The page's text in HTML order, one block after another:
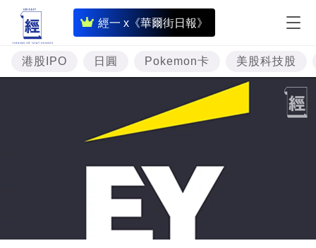
經一 x《華爾街日報》
即
時
財
經
資
港股IPO 日圓 Pokemon卡 美股科技股